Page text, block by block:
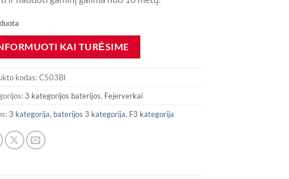
kodas:C503BI
3 kategorijos baterijos, Fejerverkai
3 kategorija, baterijos 3 kategorija, F3 kategorija